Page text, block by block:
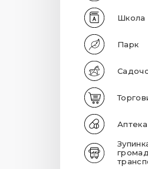
Школа
Парк
Аптека